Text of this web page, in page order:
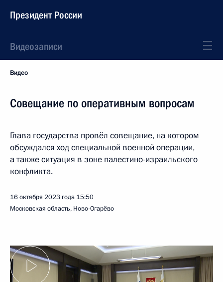
Президент России
Видеозаписи
Видео
Совещание по оперативным вопросам
Глава государства провёл совещание, на котором
обсуждался ход специальной военной операции,
а также ситуация в зоне палестино-израильского
конфликта.
16 октября 2023 года 15:50
Московская область, Ново-Огарёво